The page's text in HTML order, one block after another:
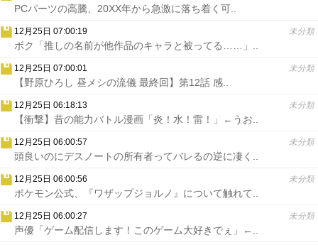
PCパーツの高騰、20XX年から急激に落ち着く可..
12月25日 07:00:19 未分類
ボク「推しの名前が他作品のキャラと被ってる……」..
12月25日 07:00:01 未分類
【野原ひろし 昼メシの流儀 最終回】第12話 感..
12月25日 06:18:13 未分類
【衝撃】昔の能力バトル漫画「炎！水！雷！」←うお..
12月25日 06:00:57 未分類
頭良いのにデスノートの所有者ってバレるの逆に凄く..
12月25日 06:00:56 未分類
ポケモン公式、『ワザップジョルノ』について触れて..
12月25日 06:00:27 未分類
声優「ゲーム配信します！このゲーム大好きでぇ」←..